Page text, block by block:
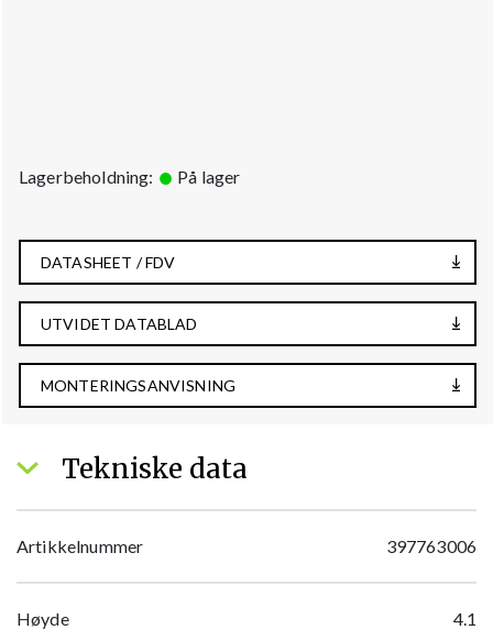
Lagerbeholdning: På lager
DATASHEET / FDV
UTVIDET DATABLAD
MONTERINGSANVISNING
Tekniske data
Artikkelnummer 397763006
Høyde 4.1